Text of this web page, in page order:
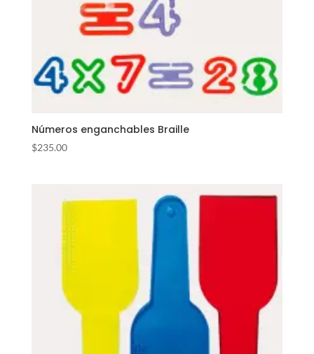
Números enganchables Braille
$235.00